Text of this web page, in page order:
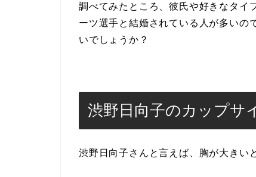
調べてみたところ、彼氏や好きなタイ
ーツ選手と結婚されている人が多いの
いでしょうか？
渋野日向子のカップサ
渋野日向子さんと言えば、胸が大きい